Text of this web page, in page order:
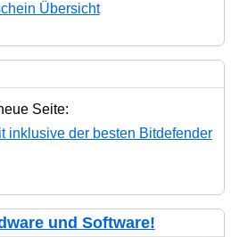
Übersicht
Seite:
inklusive der besten Bitdefender
und Software!